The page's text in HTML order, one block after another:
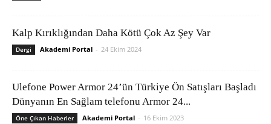
Kalp Kırıklığından Daha Kötü Çok Az Şey Var
Dergi Akademi Portal - 24 Ekim 2024
Ulefone Power Armor 24’ün Türkiye Ön Satışları Başladı
Dünyanın En Sağlam telefonu Armor 24...
Öne Çıkan Haberler Akademi Portal - 16 Ekim 2023